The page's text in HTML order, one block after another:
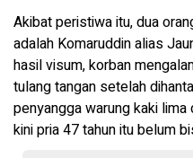
Akibat peristiwa itu, dua
adalah Komaruddin alias
hasil visum, korban
tulang tangan setelah
penyangga warung kaki
kini pria 47 tahun itu belum